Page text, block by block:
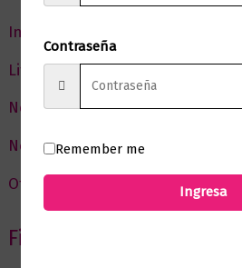
Infantil y Juvenil
Literatura
Negocios
Novedades
Ofertas
Filtrar por Autor
Contraseña
Remember me
Ingresa